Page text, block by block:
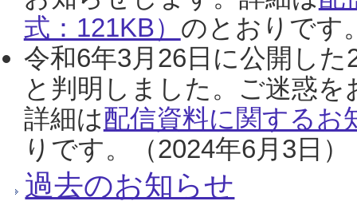
式：121KB） のとおりです
令和6年3月26日に公開し
と判明しました。ご迷惑
詳細は配信資料に関するお
りです。（2024年6月3日）
過去のお知らせ